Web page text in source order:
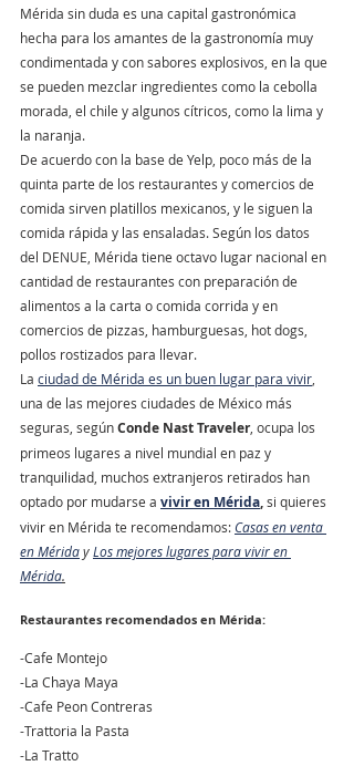
Mérida sin duda es una capital gastronómica
hecha para los amantes de la gastronomía muy
condimentada y con sabores explosivos, en la que
se pueden mezclar ingredientes como la cebolla
morada, el chile y algunos cítricos, como la lima y
la naranja.
De acuerdo con la base de Yelp, poco más de la
quinta parte de los restaurantes y comercios de
comida sirven platillos mexicanos, y le siguen la
comida rápida y las ensaladas. Según los datos
del DENUE, Mérida tiene octavo lugar nacional en
cantidad de restaurantes con preparación de
alimentos a la carta o comida corrida y en
comercios de pizzas, hamburguesas, hot dogs,
pollos rostizados para llevar.
La ciudad de Mérida es un buen lugar para vivir
una de las mejores ciudades de México más
seguras, según Conde Nast Traveler, ocupa los
primeos lugares a nivel mundial en paz y
tranquilidad, muchos extranjeros retirados han
optado por mudarse a vivir en Mérida, si quieres
vivir en Mérida te recomendamos: Casas en venta
en Mérida y Los mejores lugares para vivir en
Mérida.
Restaurantes recomendados en Mérida:
-Cafe Montejo
-La Chaya Maya
-Cafe Peon Contreras
-Trattoria la Pasta
-La Tratto